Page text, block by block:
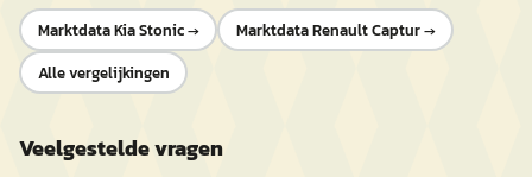
MarktdataKia Stonic→ MarktdataRenault Captur→
Alle vergelijkingen
Veelgestelde vragen